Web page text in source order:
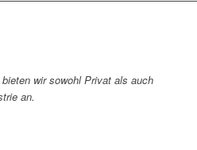
wir sowohl Privat als auch
an.